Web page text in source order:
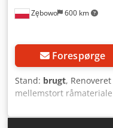
Zębowo 600 km
Forespørge
Stand: brugt,
mellemstort